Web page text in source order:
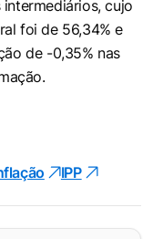
cujo
foi de 56,34% e
de -0,35% nas
IPP